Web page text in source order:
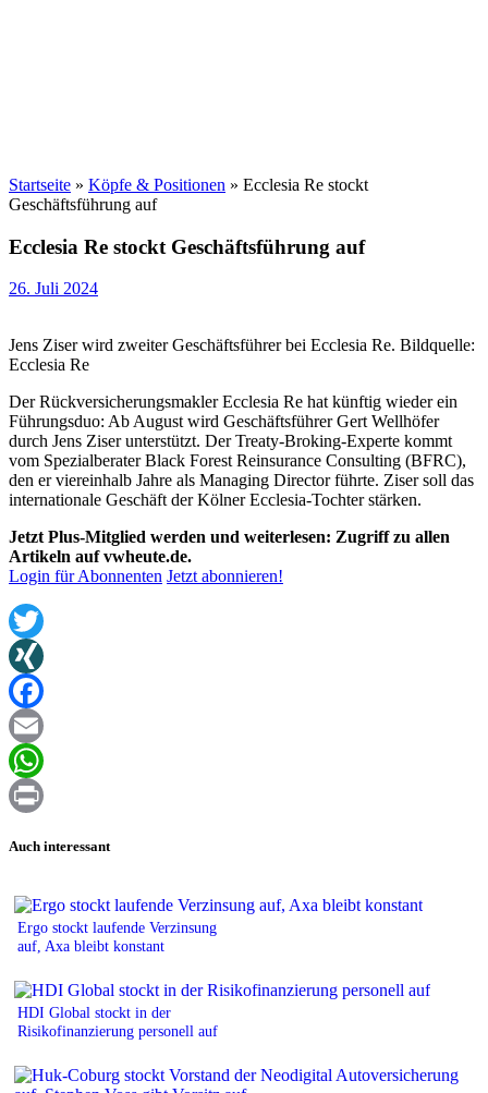
Startseite » Köpfe & Positionen » Ecclesia Re stockt
Geschäftsführung auf
Ecclesia Re stockt Geschäftsführung auf
26. Juli 2024
Jens Ziser wird zweiter Geschäftsführer bei Ecclesia Re. Bildquelle:
Ecclesia Re
Der Rückversicherungsmakler Ecclesia Re hat künftig wieder ein
Führungsduo: Ab August wird Geschäftsführer Gert Wellhöfer
durch Jens Ziser unterstützt. Der Treaty-Broking-Experte kommt
vom Spezialberater Black Forest Reinsurance Consulting (BFRC),
den er viereinhalb Jahre als Managing Director führte. Ziser soll das
internationale Geschäft der Kölner Ecclesia-Tochter stärken.
Jetzt Plus-Mitglied werden und weiterlesen: Zugriff zu allen
Artikeln auf vwheute.de.
Login für Abonnenten Jetzt abonnieren!
Twitter
XING
Facebook
Email
WhatsApp
Auch interessant
Ergo stockt laufende Verzinsung
auf, Axa bleibt konstant
HDI Global stockt in der
Risikofinanzierung personell auf